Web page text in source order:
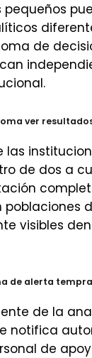
de
ver
las
de dos a
poblaciones
visibles
de alerta
de la
notifica
de